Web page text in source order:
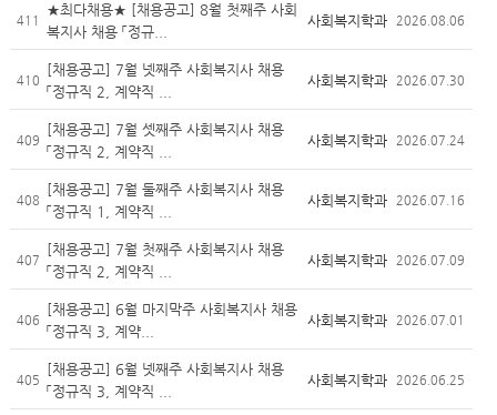
411
★최다채용★ [채용공고] 8월 첫째주 사회
복지사 채용 「정규...
사회복지학과 2026.08.06
410
[채용공고] 7월 넷째주 사회복지사 채용
「정규직 2, 계약직 ...
사회복지학과 2026.07.30
409
[채용공고] 7월 셋째주 사회복지사 채용
「정규직 2, 계약직 ...
사회복지학과 2026.07.24
408
[채용공고] 7월 둘째주 사회복지사 채용
「정규직 1, 계약직 ...
사회복지학과 2026.07.16
407
[채용공고] 7월 첫째주 사회복지사 채용
「정규직 2, 계약직 ...
사회복지학과 2026.07.09
406
[채용공고] 6월 마지막주 사회복지사 채용
「정규직 3, 계약...
사회복지학과 2026.07.01
405
[채용공고] 6월 넷째주 사회복지사 채용
「정규직 3, 계약직 ...
사회복지학과 2026.06.25